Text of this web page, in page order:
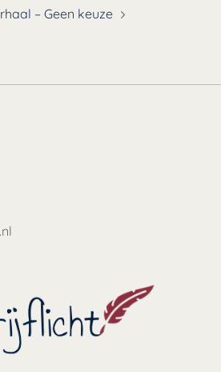
– Geen keuze